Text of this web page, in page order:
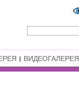
ВИДЕОГАЛЕРЕЯ